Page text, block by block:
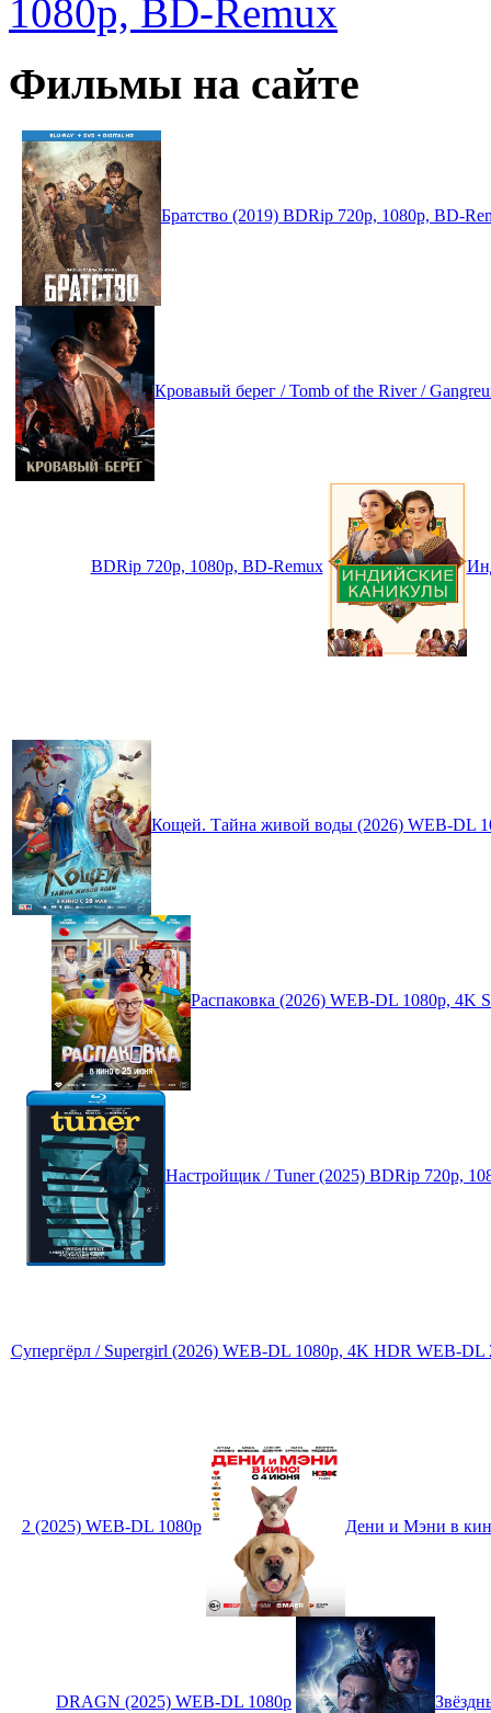
1080p, BD-Remux
Фильмы на сайте
Братство (2019) BDRip 720p, 1080p, BD-
Кровавый берег / Tomb of the River /
BDRip 720p, 1080p, BD-Remux
Кощей. Тайна живой воды (2026) WEB-DL
Распаковка (2026) WEB-DL 1080p, 4K
Настройщик / Tuner (2025) BDRip 720p,
Супергёрл / Supergirl (2026) WEB-DL 1080p, 4K HDR WEB-DL
2 (2025) WEB-DL 1080p Дени и Мэни в
DRAGN (2025) WEB-DL 1080p